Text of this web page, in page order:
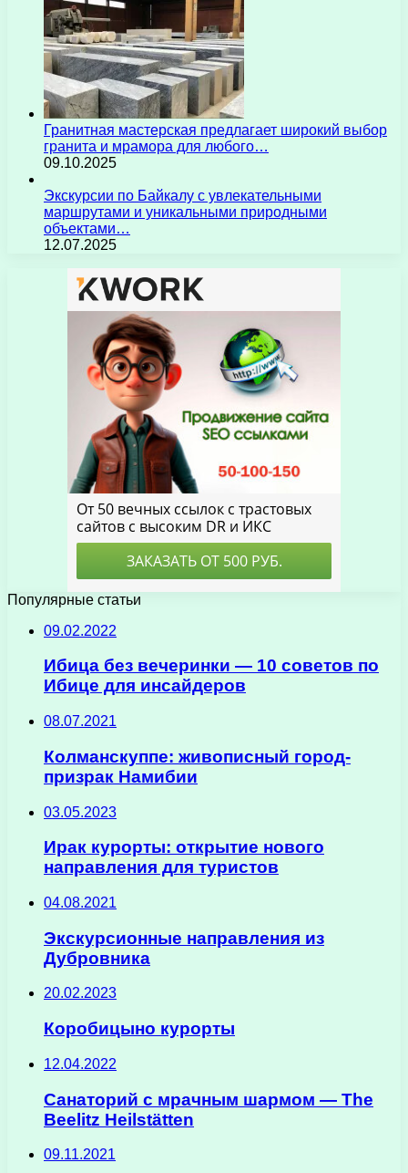
Гранитная мастерская предлагает широкий выбор
гранита и мрамора для любого…
09.10.2025
Экскурсии по Байкалу с увлекательными
маршрутами и уникальными природными
объектами…
12.07.2025
Популярные статьи
09.02.2022
Ибица без вечеринки — 10 советов по
Ибице для инсайдеров
08.07.2021
Колманскуппе: живописный город-
призрак Намибии
03.05.2023
Ирак курорты: открытие нового
направления для туристов
04.08.2021
Экскурсионные направления из
Дубровника
20.02.2023
Коробицыно курорты
12.04.2022
Санаторий с мрачным шармом — The
Beelitz Heilstätten
09.11.2021